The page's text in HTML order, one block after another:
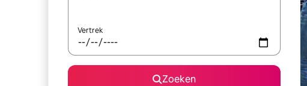
Vertrek
Zoeken